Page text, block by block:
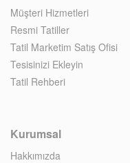
Müşteri Hizmetleri
Resmi Tatiller
Tatil Marketim Satış Ofisi
Tesisinizi Ekleyin
Tatil Rehberi
Kurumsal
Hakkımızda